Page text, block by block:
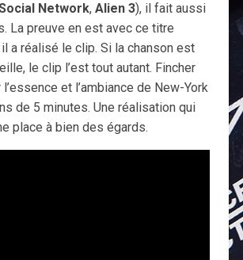
Network, Alien 3), il fait aussi
La preuve en est avec ce titre
a réalisé le clip. Si la chanson est
le clip l’est tout autant. Fincher
et l’ambiance de New-York
de 5 minutes. Une réalisation qui
place à bien des égards.